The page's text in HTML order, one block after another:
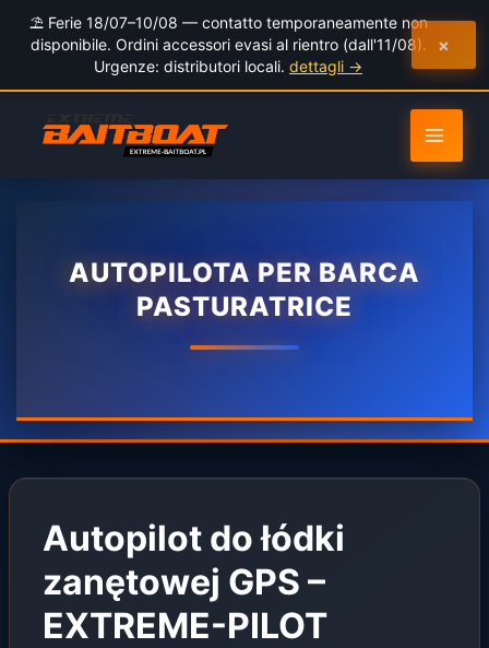
⛱️ Ferie 18/07–10/08 — contatto temporaneamente non
disponibile. Ordini accessori evasi al rientro (dall'11/08).
Urgenze: distributori locali. dettagli →
×
al
contenuto
AUTOPILOTA PER BARCA
PASTURATRICE
Autopilot do łódki
zanętowej GPS –
EXTREME-PILOT